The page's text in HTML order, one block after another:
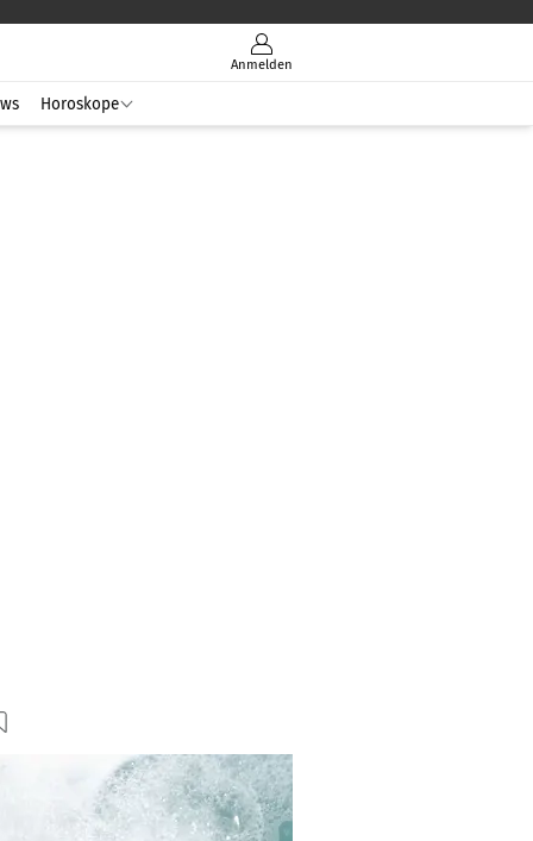
Anmelden
Horoskope